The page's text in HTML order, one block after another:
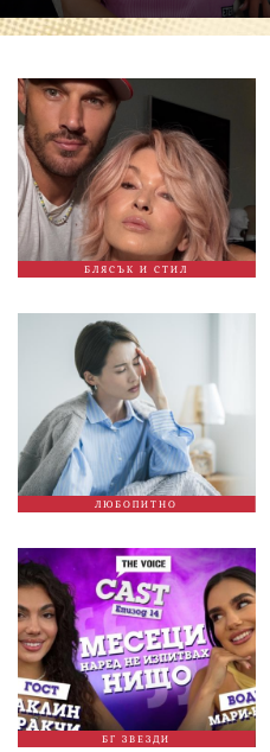
БЛЯСЪК И СТИЛ
ЛЮБОПИТНО
БГ ЗВЕЗДИ